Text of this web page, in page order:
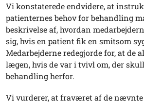
Vi konstaterede endvidere, at
patienternes behov for behandling
beskrivelse af, hvordan
sig, hvis en patient fik en smitsom
Medarbejderne redegjorde for, at de
lægen, hvis de var i tvivl om, der
behandling herfor.
Vi vurderer, at fraværet af de